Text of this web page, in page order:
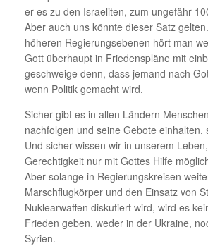
er es zu den Israeliten, zum ungefähr
Aber auch uns könnte dieser Satz
höheren Regierungsebenen hört man
Gott überhaupt in Friedenspläne mit
geschweige denn, dass jemand nach
wenn Politik gemacht wird.
Sicher gibt es in allen Ländern
nachfolgen und seine Gebote einhalten,
Und sicher wissen wir in unserem
Gerechtigkeit nur mit Gottes Hilfe
Aber solange in Regierungskreisen
Marschflugkörper und den Einsatz von
Nuklearwaffen diskutiert wird, wird es
Frieden geben, weder in der Ukraine,
Syrien.